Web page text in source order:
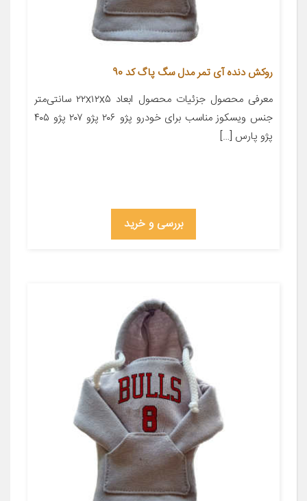
روکش دنده آی تمر مدل سگ پاگ کد 90
معرفی محصول جزئیات محصول ابعاد ۲۲x۱۲x۵ سانتی‌متر
جنس ویسکوز مناسب برای خودرو پژو ۲۰۶ پژو ۲۰۷ پژو ۴۰۵
پژو پارس […]
بررسی و خرید